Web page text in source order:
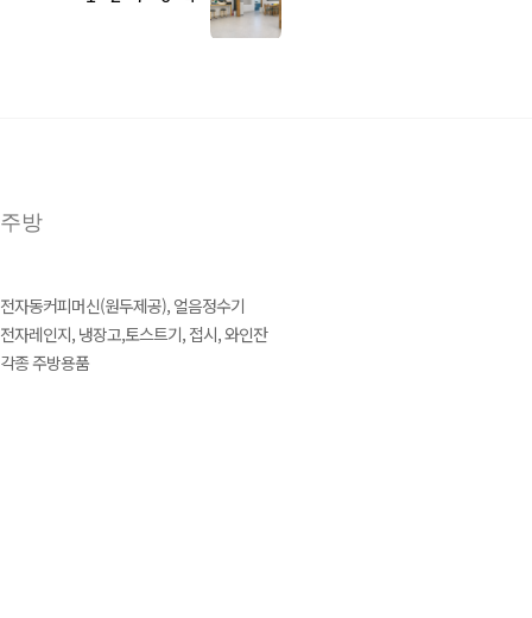
주방
전자동커피머신(원두제공), 얼음정수기
전자레인지, 냉장고,토스트기, 접시, 와인잔
각종 주방용품